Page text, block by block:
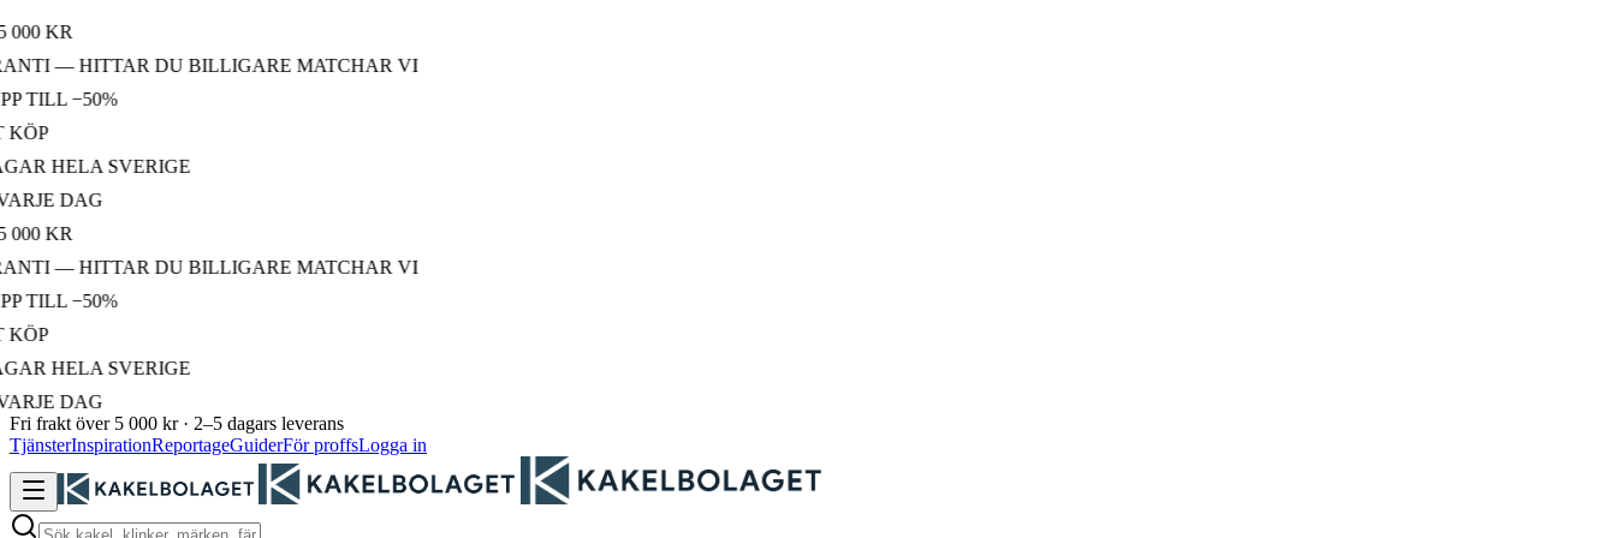
KR
— HITTAR DU BILLIGARE MATCHAR VI
−50%
HELA SVERIGE
DAG
KR
— HITTAR DU BILLIGARE MATCHAR VI
−50%
HELA SVERIGE
DAG
Fri frakt över 5 000 kr · 2–5 dagars leverans
TjänsterInspirationReportageGuiderFör proffsLogga in